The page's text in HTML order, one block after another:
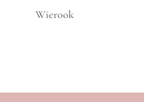
Wierook